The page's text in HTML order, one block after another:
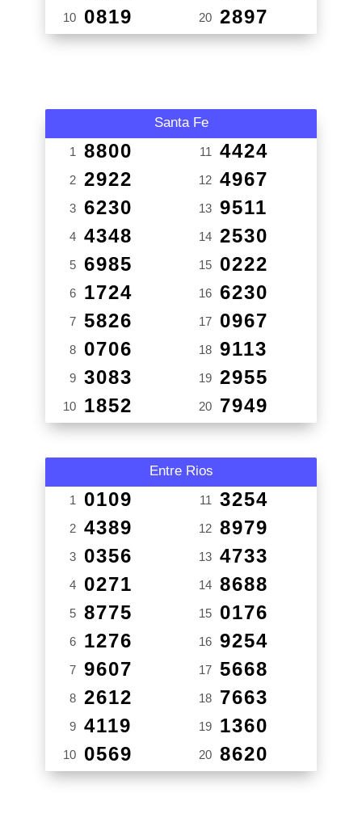
10 0819 20 2897
Santa Fe
1 8800
2 2922
3 6230
4 4348
5 6985
6 1724
7 5826
8 0706
9 3083
10 1852
11 4424
12 4967
13 9511
14 2530
15 0222
16 6230
17 0967
18 9113
19 2955
20 7949
Entre Rios
1 0109
2 4389
3 0356
4 0271
5 8775
6 1276
7 9607
8 2612
9 4119
10 0569
11 3254
12 8979
13 4733
14 8688
15 0176
16 9254
17 5668
18 7663
19 1360
20 8620